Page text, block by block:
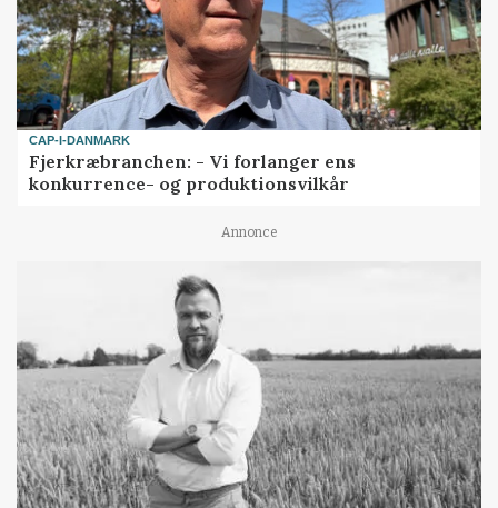
CAP-I-DANMARK
Fjerkræbranchen: - Vi forlanger ens
konkurrence- og produktionsvilkår
Annonce